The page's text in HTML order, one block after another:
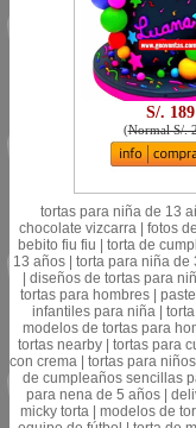
S/. 189
(Normal S/.
tortas para niña de 13
chocolate vizcarra | fotos
bebito fiu fiu | torta de
13 años | torta para niña
| diseños de tortas para
tortas para hombres |
infantiles para niña |
modelos de tortas para
tortas nearby | tortas para
con crema | tortas para
de cumpleaños sencillas
para nena de 5 años |
micky torta | modelos de